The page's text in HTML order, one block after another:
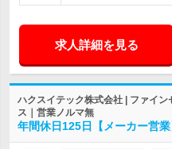
求人詳細を見る
ハクスイテック株式会社 | ファイ
ス｜営業ノルマ無
年間休日125日【メーカー営